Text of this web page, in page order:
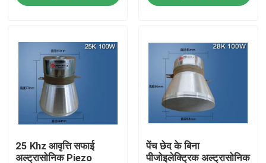
संपर्क करें
एक उद्धरण का अनुरोध करें
अल्ट्रासोनिक सफाई ट्रांसड्यूसर
उच्च शक्ति अल्ट्रासोनिक transducer
बहु आवृत्ति अल्ट्रासोनिक ट्रांसड्यूसर
25 Khz आवृत्ति सफाई
अल्ट्रासोनिक Piezo
पेंच छेद के बिना
पीजोइलेक्ट्रिक अल्ट्रासोनिक